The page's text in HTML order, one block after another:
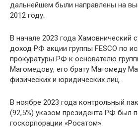
дальнейшем были направлены на
2012 году.
В начале 2023 года Хамовнический
доход РФ акции группы FESCO по
прокуратуры РФ к основателю
Магомедову, его брату Магомеду
физических и юридических лиц.
В ноябре 2023 года контрольный
(92,5%) указом президента РФ был
госкорпорации «Росатом».